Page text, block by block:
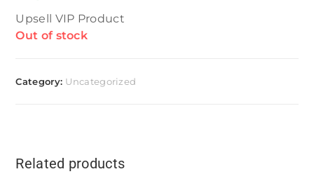
Upsell VIP Product
Out of stock
Category: Uncategorized
Related products